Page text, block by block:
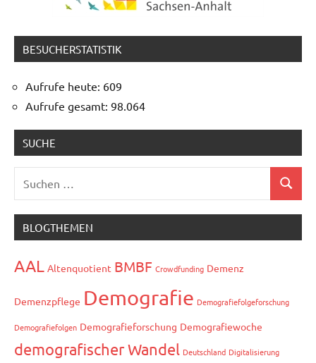
BESUCHERSTATISTIK
Aufrufe heute: 609
Aufrufe gesamt: 98.064
SUCHE
Suchen
BLOGTHEMEN
AAL Altenquotient BMBF Crowdfunding Demenz
Demenzpflege Demografie Demografiefolgeforschung
Demografiefolgen Demografieforschung Demografiewoche
demografischer Wandel Deutschland Digitalisierung